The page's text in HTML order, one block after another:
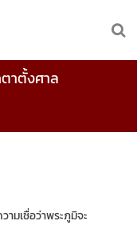
าตั้งศาล
มเชื่อว่าพระภูมิจะ